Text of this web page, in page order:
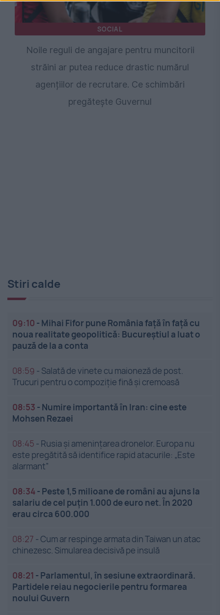
SOCIAL
Noile reguli de angajare pentru muncitorii
străini ar putea reduce drastic numărul
agențiilor de recrutare. Ce schimbări
pregătește Guvernul
Stiri calde
09:10 - Mihai Fifor pune România față în față cu
noua realitate geopolitică: Bucureștiul a luat o
pauză de la a conta
08:59 - Salată de vinete cu maioneză de post.
Trucuri pentru o compoziție fină și cremoasă
08:53 - Numire importantă în Iran: cine este
Mohsen Rezaei
08:45 - Rusia și amenințarea dronelor. Europa nu
este pregătită să identifice rapid atacurile: „Este
alarmant”
08:34- Peste 1,5 milioane de români au ajuns la
salariu de cel puțin 1.000 de euro net. În 2020
erau circa 600.000
08:27 -Cum ar respinge armata din Taiwan un atac
chinezesc. Simularea decisivă pe insulă
08:21 - Parlamentul, în sesiune extraordinară.
Partidele reiau negocierile pentru formarea
noului Guvern